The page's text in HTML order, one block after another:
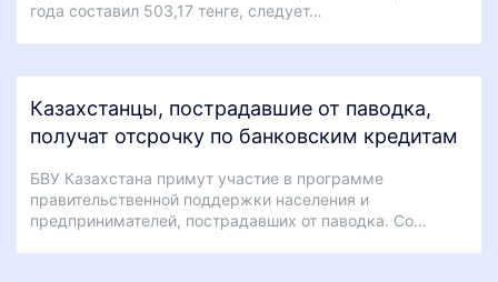
года составил 503,17 тенге, следует…
Казахстанцы, пострадавшие от паводка,
получат отсрочку по банковским кредитам
БВУ Казахстана примут участие в программе
правительственной поддержки населения и
предпринимателей, пострадавших от паводка. Со…